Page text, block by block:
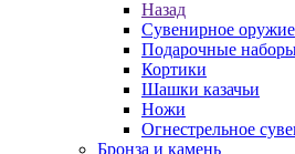
Назад
Сувенирное оружие
Подарочные
Кортики
Шашки казачьи
Ножи
Огнестрельное
Бронза и камень